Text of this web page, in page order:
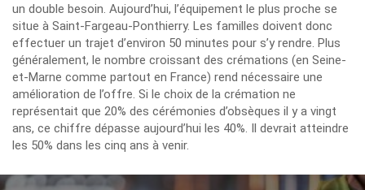
un double besoin. Aujourd’hui, l’équipement le plus proche se
situe à Saint-Fargeau-Ponthierry. Les familles doivent donc
effectuer un trajet d’environ 50 minutes pour s’y rendre. Plus
généralement, le nombre croissant des crémations (en Seine-
et-Marne comme partout en France) rend nécessaire une
amélioration de l’offre. Si le choix de la crémation ne
représentait que 20% des cérémonies d’obsèques il y a vingt
ans, ce chiffre dépasse aujourd’hui les 40%. Il devrait atteindre
les 50% dans les cinq ans à venir.